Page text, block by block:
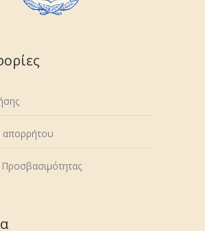
απορρήτου